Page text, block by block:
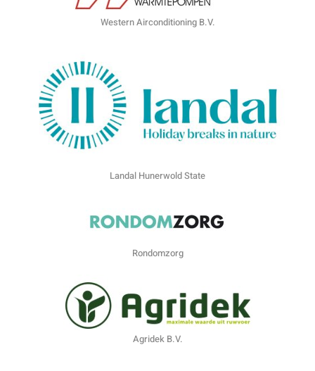
Western Airconditioning B.V.
Landal Hunerwold State
Rondomzorg
Agridek B.V.